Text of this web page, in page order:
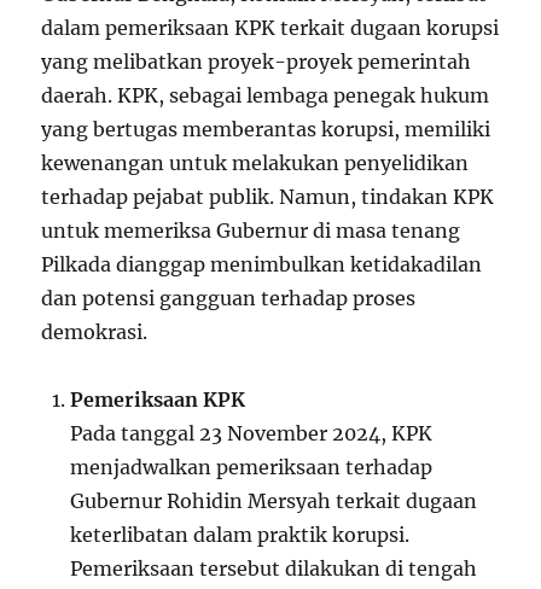
dalam pemeriksaan KPK terkait dugaan korupsi
yang melibatkan proyek-proyek pemerintah
daerah. KPK, sebagai lembaga penegak hukum
yang bertugas memberantas korupsi, memiliki
kewenangan untuk melakukan penyelidikan
terhadap pejabat publik. Namun, tindakan KPK
untuk memeriksa Gubernur di masa tenang
Pilkada dianggap menimbulkan ketidakadilan
dan potensi gangguan terhadap proses
demokrasi.
Pemeriksaan KPK
Pada tanggal 23 November 2024, KPK
menjadwalkan pemeriksaan terhadap
Gubernur Rohidin Mersyah terkait dugaan
keterlibatan dalam praktik korupsi.
Pemeriksaan tersebut dilakukan di tengah